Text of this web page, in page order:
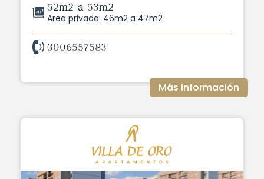
52m2 a 53m2
Area privada: 46m2 a 47m2
3006557583
Más información